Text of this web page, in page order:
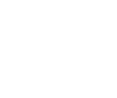
出しました。というわけ
更新しない熱分析屋さんの
。なんだか予想以上に「お
」（はちみつと食味）の反
し詳しく知りたい方がいた